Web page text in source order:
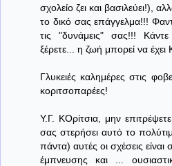
σχολείο ζει και βασιλεύει!),
το δικό σας επάγγελμα!!!
τις "δυνάμεις" σας!!!
ξέρετε... η ζωή μπορεί να έχει
Γλυκειές καλημέρες στις
κοριτσοπαρέες!
Υ.Γ. ΚΟρίτσια, μην
σας στερήσει αυτό το
πάντα) αυτές οι σχέσεις
έμπνευσης και ...